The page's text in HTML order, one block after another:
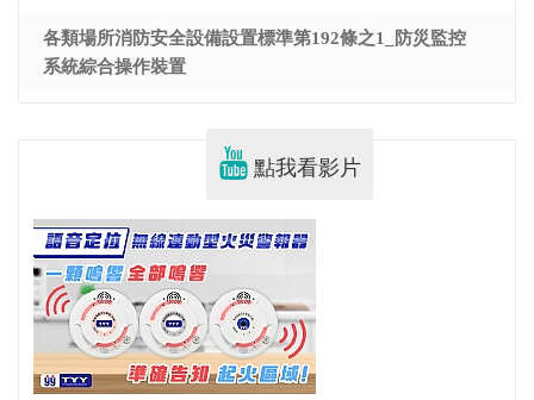
各類場所消防安全設備設置標準第192條之1_防災監控
系統綜合操作裝置
點我看影片